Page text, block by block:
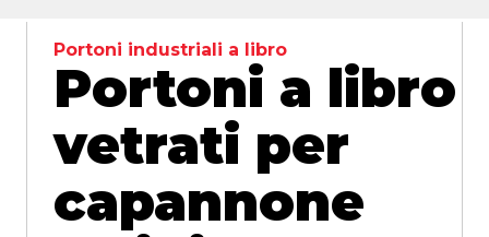
Portoni industriali a libro
Portoni a libro
vetrati per
capannone